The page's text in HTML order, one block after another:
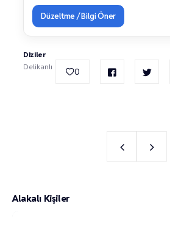
Düzeltme / Bilgi Öner
Diziler
Delikanlı
0
Alakalı Kişiler